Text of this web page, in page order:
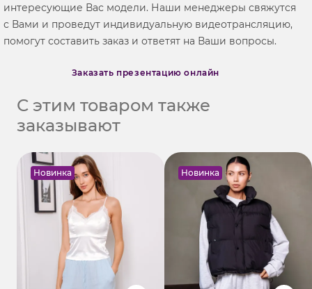
интересующие Вас модели. Наши менеджеры свяжутся
с Вами и проведут индивидуальную видеотрансляцию,
помогут составить заказ и ответят на Ваши вопросы.
Заказать презентацию онлайн
С этим товаром также
заказывают
Новинка Новинка